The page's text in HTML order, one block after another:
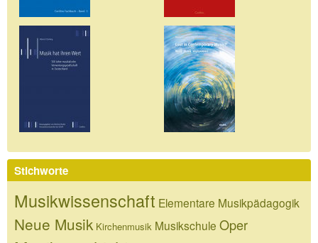
Stichworte
Musikwissenschaft Elementare Musikpädagogik
Neue Musik Kirchenmusik Musikschule Oper